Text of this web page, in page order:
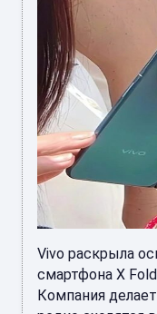
Vivo раскрыла
смартфона X
Компания